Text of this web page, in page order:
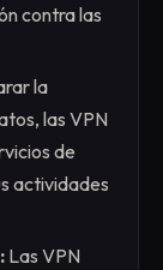
contra las
la
las VPN
de
actividades
Las VPN